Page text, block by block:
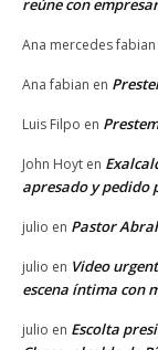
reúne con
Ana mercedes fabian
Ana fabian en
Luis Filpo en
John Hoyt en
apresado y pedido
julio en Pastor
julio en Video
escena íntima con
julio en Escolta